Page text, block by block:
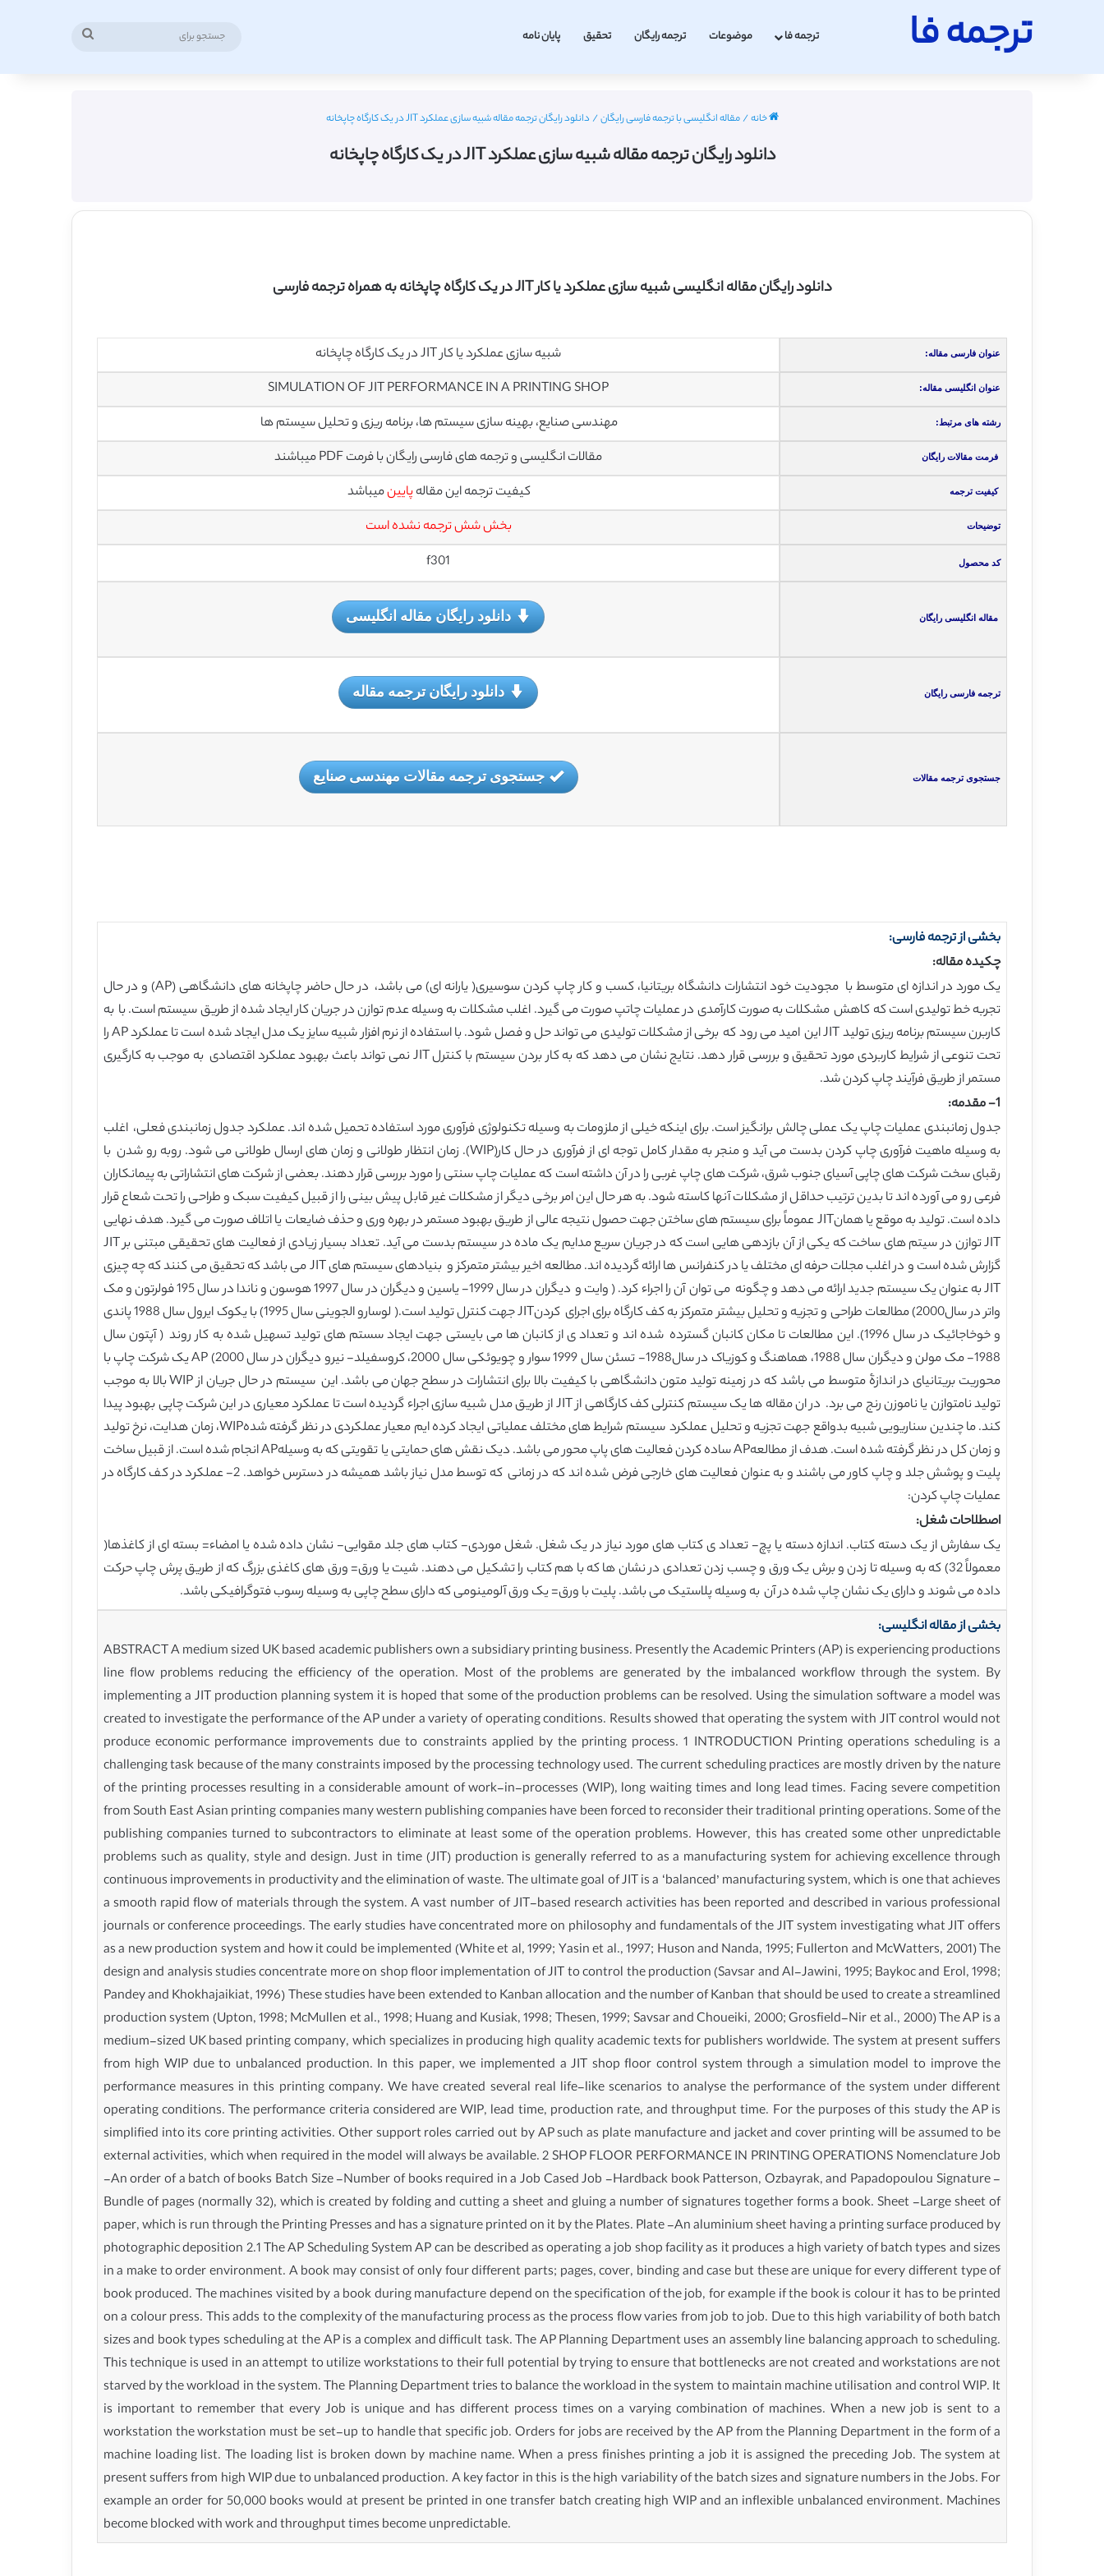
ترجمه فا ترجمه فا موضوعات ترجمه رایگان تحقیق پایان نامه
خانه/مقاله انگلیسی با ترجمه فارسی رایگان/ دانلود رایگان ترجمه مقاله شبيه سازی عملكرد JIT در یک کارگاه چاپخانه
دانلود رایگان ترجمه مقاله شبيه سازی عملكرد JIT در یک کارگاه چاپخانه
دانلود رایگان مقاله انگلیسی شبيه سازی عملكرد یا کار JIT در یک کارگاه چاپخانه به همراه ترجمه فارسی
عنوان فارسی مقاله: شبيه سازی عملكرد یا کار JIT در یک کارگاه چاپخانه
عنوان انگلیسی مقاله: SIMULATION OF JIT PERFORMANCE IN A PRINTING SHOP
رشته های مرتبط: مهندسی صنایع، بهینه سازی سیستم ها، برنامه ریزی و تحلیل سیستم ها
فرمت مقالات رایگان مقالات انگلیسی و ترجمه های فارسی رایگان با فرمت PDF میباشند
کیفیت ترجمه کیفیت ترجمه این مقالهپایینمیباشد
توضیحات بخش شش ترجمه نشده است
کد محصول f301
مقاله انگلیسی رایگان دانلود رایگان مقاله انگلیسی
ترجمه فارسی رایگان دانلود رایگان ترجمه مقاله
جستجوی ترجمه مقالات جستجوی ترجمه مقالات مهندسی صنایع
بخشی از ترجمه فارسی:
چکیده مقاله:
یک مورد در اندازه ای متوسط با مجودیت خود انتشارات دانشگاه بریتانیا، کسب و کار چاپ کردن سوسیری( یارانه ای) می باشد، در حال حاضر چاپخانه های دانشگاهی (AP) و در حال
تجربه خط تولیدی است که کاهش مشکلات به صورت کارآمدی در عملیات چاتپ صورت می گیرد. اغلب مشکلات به وسیله عدم توازن در جریان کار ایجاد شده از طریق سیستم است. با به
کاربرن سیستم برنامه ریزی تولید JIT این امید می رود که برخی از مشکلات تولیدی می تواند حل و فصل شود. با استفاده از نرم افزار شبیه سایز یک مدل ایجاد شده است تا عملکرد AP را
تحت تنوعی از شرایط کاربردی مورد تحقیق و بررسی قرار دهد. نتایج نشان می دهد که به کار بردن سیستم با کنترل JIT نمی تواند باعث بهبود عملکرد اقتصادی به موجب به کارگیری
مستمر از طریق فرآیند چاپ کردن شد.
1- مقدمه:
جدول زمانبندی عملیات چاپ یک عملی چالش برانگیز است. برای اینکه خیلی از ملزومات به وسیله تکنولوژی فرآوری مورد استفاده تحمیل شده اند. عملکرد جدول زمانبندی فعلی، اغلب
به وسیله ماهیت فرآوری چاپ کردن بدست می آید و منجر به مقدار کامل توجه ای از فرآوری در حال کار(WIP). زمان انتظار طولانی و زمان های ارسال طولانی می شود. روبه رو شدن با
رقبای سخت شرکت های چاپی آسیای جنوب شرق، شرکت های چاپ غربی را در آن داشته است که عملیات چاپ سنتی را مورد بررسی قرار دهند. بعضی از شرکت های انتشاراتی به پیمانکاران
فرعی رو می آورده اند تا بدین ترتیب حداقل از مشکلات آنها کاسته شود. به هر حال این امر برخی دیگر از مشکلات غیر قابل پیش بینی را از قبیل کیفیت سبک و طراحی را تحت شعاع قرار
داده است. تولید به موقع یا همانJIT عموماً برای سیستم های ساختن جهت حصول نتیجه عالی از طریق بهبود مستمر در بهره وری و حذف ضایعات یا اتلاف صورت می گیرد. هدف نهایی
JIT توازن در سیتم های ساخت که یکی از آن بازدهی هایی است که در جریان سریع مدایم یک ماده در سیستم بدست می آید. تعداد بسیار زیادی از فعالیت های تحقیقی مبتنی بر JIT
گزارش شده است و در اغلب مجلات حرفه ای مختلف یا در کنفرانس ها ارائه گردیده اند. مطالعه اخیر بیشتر متمرکز و بنیادهای سیستم های JIT می باشد که تحقیق می کنند که چه چیزی
JIT به عنوان یک سیستم جدید ارائه می دهد و چگونه می توان آن را اجراء کرد. ( وایت و دیگران در سال 1999- یاسین و دیگران در سال 1997 هوسون و ناندا در سال 195 فولرتون و مک
واتر در سال2000) مطالعات طراحی و تجزیه و تحلیل بیشتر متمرکز به کف کارگاه برای اجرای کردنJIT جهت کنترل تولید است.( لوسارو الجوینی سال 1995) با یکوک ایرول سال 1988 پاندی
و خوخاجائیک در سال 1996). این مطالعات تا مکان کانبان گسترده شده اند و تعداد ی از کانبان ها می بایستی جهت ایجاد سستم های تولید تسهیل شده به کار روند ( آپتون سال
1988- مک مولن و دیگران سال 1988، هماهنگ و کوزیاک در سال1988- تسئن سال 1999 سوار و چویوئکی سال 2000، کروسفیلد- نیرو دیگران در سال 2000) AP یک شرکت چاپ با
محوریت بریتانیای در اندازۀ متوسط می باشد که در زمینه تولید متون دانشگاهی با کیفیت بالا برای انتشارات در سطح جهان می باشد. این سیستم در حال جریان از WIP بالا به موجب
تولید نامتوازن یا ناموزن رنج می برد. در ان مقاله ها یک سیستم کنترلی کف کارگاهی از JIT از طریق مدل شبیه سازی اجراء گردیده است تا عملکرد معیاری در این شرکت چاپی بهبود پیدا
کند. ما چندین سناریویی شبیه بدواقع جهت تجزیه و تحلیل عملکرد سیستم شرایط های مختلف عملیاتی ایجاد کرده ایم معیار عملکردی در نظر گرفته شدهWIP، زمان هدایت، نرخ تولید
و زمان کل در نظر گرفته شده است. هدف از مطالعهAP ساده کردن فعالیت های پاپ محور می باشد. دیک نقش های حمایتی یا تقویتی که به وسیلهAP انجام شده است. از قبیل ساخت
پلیت و پوشش جلد و چاپ کاور می باشند و به عنوان فعالیت های خارجی فرض شده اند که در زمانی که توسط مدل نیاز باشد همیشه در دسترس خواهد. 2- عملکرد در کف کارگاه در
عملیات چاپ کردن:
اصطلاحات شغل:
یک سفارش از یک دسته کتاب. اندازه دسته یا پچ- تعداد ی کتاب های مورد نیاز در یک شغل. شغل موردی- کتاب های جلد مقوایی- نشان داده شده یا امضاء= بسته ای از کاغذها(
معمولاً 32) که به وسیله تا زدن و برش یک ورق و چسب زدن تعدادی در نشان ها که با هم کتاب را تشکیل می دهند. شیت یا ورق= ورق های کاغذی بزرگ که از طریق پرش چاپ حرکت
داده می شوند و دارای یک نشان چاپ شده در آن به وسیله پلاستیک می باشد. پلیت با ورق= یک ورق آلومینومی که دارای سطح چاپی به وسیله رسوب فتوگرافیکی باشد.
بخشی از مقاله انگلیسی:
ABSTRACT A medium sized UK based academic publishers own a subsidiary printing business. Presently the Academic Printers (AP) is experiencing productions
line flow problems reducing the efficiency of the operation. Most of the problems are generated by the imbalanced workflow through the system. By
implementing a JIT production planning system it is hoped that some of the production problems can be resolved. Using the simulation software a model was
created to investigate the performance of the AP under a variety of operating conditions. Results showed that operating the system with JIT control would not
produce economic performance improvements due to constraints applied by the printing process. 1 INTRODUCTION Printing operations scheduling is a
challenging task because of the many constraints imposed by the processing technology used. The current scheduling practices are mostly driven by the nature
of the printing processes resulting in a considerable amount of work-in-processes (WIP), long waiting times and long lead times. Facing severe competition
from South East Asian printing companies many western publishing companies have been forced to reconsider their traditional printing operations. Some of the
publishing companies turned to subcontractors to eliminate at least some of the operation problems. However, this has created some other unpredictable
problems such as quality, style and design. Just in time (JIT) production is generally referred to as a manufacturing system for achieving excellence through
continuous improvements in productivity and the elimination of waste. The ultimate goal of JIT is a ‘balanced’ manufacturing system, which is one that achieves
a smooth rapid flow of materials through the system. A vast number of JIT-based research activities has been reported and described in various professional
journals or conference proceedings. The early studies have concentrated more on philosophy and fundamentals of the JIT system investigating what JIT offers
as a new production system and how it could be implemented (White et al, 1999; Yasin et al., 1997; Huson and Nanda, 1995; Fullerton and McWatters, 2001) The
design and analysis studies concentrate more on shop floor implementation of JIT to control the production (Savsar and Al-Jawini, 1995; Baykoc and Erol, 1998;
Pandey and Khokhajaikiat, 1996) These studies have been extended to Kanban allocation and the number of Kanban that should be used to create a streamlined
production system (Upton, 1998; McMullen et al., 1998; Huang and Kusiak, 1998; Thesen, 1999; Savsar and Choueiki, 2000; Grosfield-Nir et al., 2000) The AP is a
medium-sized UK based printing company, which specializes in producing high quality academic texts for publishers worldwide. The system at present suffers
from high WIP due to unbalanced production. In this paper, we implemented a JIT shop floor control system through a simulation model to improve the
performance measures in this printing company. We have created several real life-like scenarios to analyse the performance of the system under different
operating conditions. The performance criteria considered are WIP, lead time, production rate, and throughput time. For the purposes of this study the AP is
simplified into its core printing activities. Other support roles carried out by AP such as plate manufacture and jacket and cover printing will be assumed to be
external activities, which when required in the model will always be available. 2 SHOP FLOOR PERFORMANCE IN PRINTING OPERATIONS Nomenclature Job
-An order of a batch of books Batch Size -Number of books required in a Job Cased Job -Hardback book Patterson, Ozbayrak, and Papadopoulou Signature -
Bundle of pages (normally 32), which is created by folding and cutting a sheet and gluing a number of signatures together forms a book. Sheet -Large sheet of
paper, which is run through the Printing Presses and has a signature printed on it by the Plates. Plate -An aluminium sheet having a printing surface produced by
photographic deposition 2.1 The AP Scheduling System AP can be described as operating a job shop facility as it produces a high variety of batch types and sizes
in a make to order environment. A book may consist of only four different parts; pages, cover, binding and case but these are unique for every different type of
book produced. The machines visited by a book during manufacture depend on the specification of the job, for example if the book is colour it has to be printed
on a colour press. This adds to the complexity of the manufacturing process as the process flow varies from job to job. Due to this high variability of both batch
sizes and book types scheduling at the AP is a complex and difficult task. The AP Planning Department uses an assembly line balancing approach to scheduling.
This technique is used in an attempt to utilize workstations to their full potential by trying to ensure that bottlenecks are not created and workstations are not
starved by the workload in the system. The Planning Department tries to balance the workload in the system to maintain machine utilisation and control WIP. It
is important to remember that every Job is unique and has different process times on a varying combination of machines. When a new job is sent to a
workstation the workstation must be set-up to handle that specific job. Orders for jobs are received by the AP from the Planning Department in the form of a
machine loading list. The loading list is broken down by machine name. When a press finishes printing a job it is assigned the preceding Job. The system at
present suffers from high WIP due to unbalanced production. A key factor in this is the high variability of the batch sizes and signature numbers in the Jobs. For
example an order for 50,000 books would at present be printed in one transfer batch creating high WIP and an inflexible unbalanced environment. Machines
become blocked with work and throughput times become unpredictable.